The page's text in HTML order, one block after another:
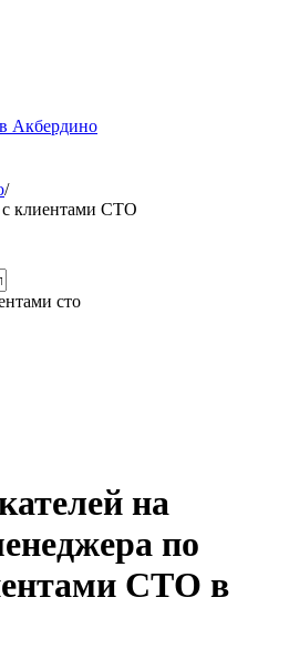
Акбердино
/
с клиентами СТО
сто
на
по
СТО в